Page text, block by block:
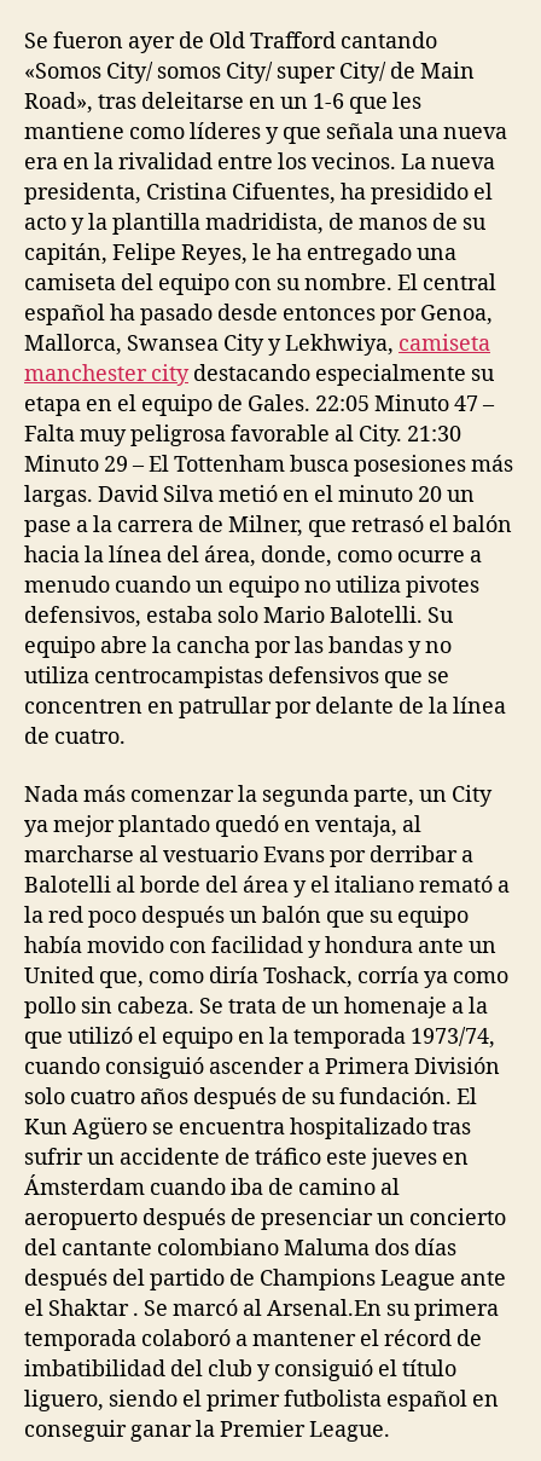
Se fueron ayer de Old Trafford cantando
«Somos City/ somos City/ super City/ de Main
Road», tras deleitarse en un 1-6 que les
mantiene como líderes y que señala una nueva
era en la rivalidad entre los vecinos. La nueva
presidenta, Cristina Cifuentes, ha presidido el
acto y la plantilla madridista, de manos de su
capitán, Felipe Reyes, le ha entregado una
camiseta del equipo con su nombre. El central
español ha pasado desde entonces por Genoa,
Mallorca, Swansea City y Lekhwiya, camiseta
manchester citydestacando especialmente su
etapa en el equipo de Gales. 22:05 Minuto 47 –
Falta muy peligrosa favorable al City. 21:30
Minuto 29 – El Tottenham busca posesiones más
largas. David Silva metió en el minuto 20 un
pase a la carrera de Milner, que retrasó el balón
hacia la línea del área, donde, como ocurre a
menudo cuando un equipo no utiliza pivotes
defensivos, estaba solo Mario Balotelli. Su
equipo abre la cancha por las bandas y no
utiliza centrocampistas defensivos que se
concentren en patrullar por delante de la línea
de cuatro.
Nada más comenzar la segunda parte, un City
ya mejor plantado quedó en ventaja, al
marcharse al vestuario Evans por derribar a
Balotelli al borde del área y el italiano remató a
la red poco después un balón que su equipo
había movido con facilidad y hondura ante un
United que, como diría Toshack, corría ya como
pollo sin cabeza. Se trata de un homenaje a la
que utilizó el equipo en la temporada 1973/74,
cuando consiguió ascender a Primera División
solo cuatro años después de su fundación. El
Kun Agüero se encuentra hospitalizado tras
sufrir un accidente de tráfico este jueves en
Ámsterdam cuando iba de camino al
aeropuerto después de presenciar un concierto
del cantante colombiano Maluma dos días
después del partido de Champions League ante
el Shaktar . Se marcó al Arsenal.En su primera
temporada colaboró a mantener el récord de
imbatibilidad del club y consiguió el título
liguero, siendo el primer futbolista español en
conseguir ganar la Premier League.